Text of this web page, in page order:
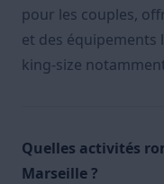
pour les couples,
et des équipements
king-size
Quelles activités
Marseille ?